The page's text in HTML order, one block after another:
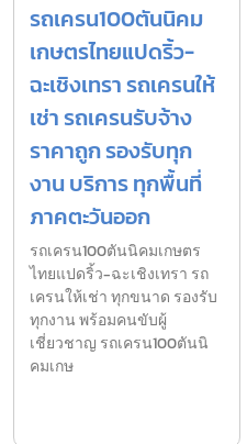
รถเครน100ตันนิคม
เกษตรไทยแปดริ้ว-
ฉะเชิงเทรา รถเครนให้
เช่า รถเครนรับจ้าง
ราคาถูก รองรับทุก
งาน บริการ ทุกพื้นที่
ภาคตะวันออก
รถเครน100ตันนิคมเกษตร
ไทยแปดริ้ว-ฉะเชิงเทรา รถ
เครนให้เช่า ทุกขนาด รองรับ
ทุกงาน พร้อมคนขับผู้
เชี่ยวชาญ รถเครน100ตันนิ
คมเกษ